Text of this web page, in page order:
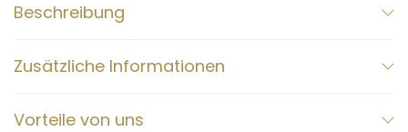
Beschreibung
Zusätzliche Informationen
Vorteile von uns